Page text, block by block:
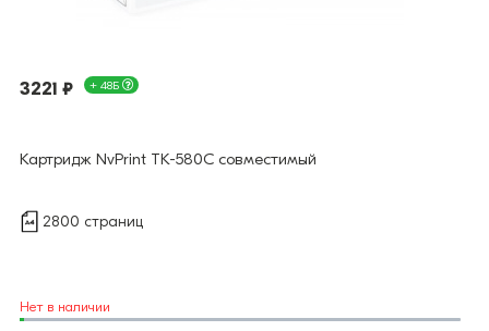
3221 ₽ + 48Б
Картридж NvPrint TK-580C совместимый
2800 страниц
Нет в наличии